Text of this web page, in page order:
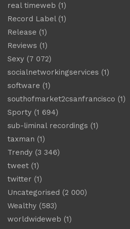
real timeweb (1)
Record Label(1)
Release (1)
Reviews (1)
Sexy (7 072)
socialnetworkingservices (1)
software (1)
southofmarket2csanfrancisco (1)
Sporty (1 694)
sub-liminal recordings (1)
taxman (1)
Trendy (3 346)
tweet (1)
twitter (1)
Uncategorised (2 000)
Wealthy (583)
worldwideweb (1)